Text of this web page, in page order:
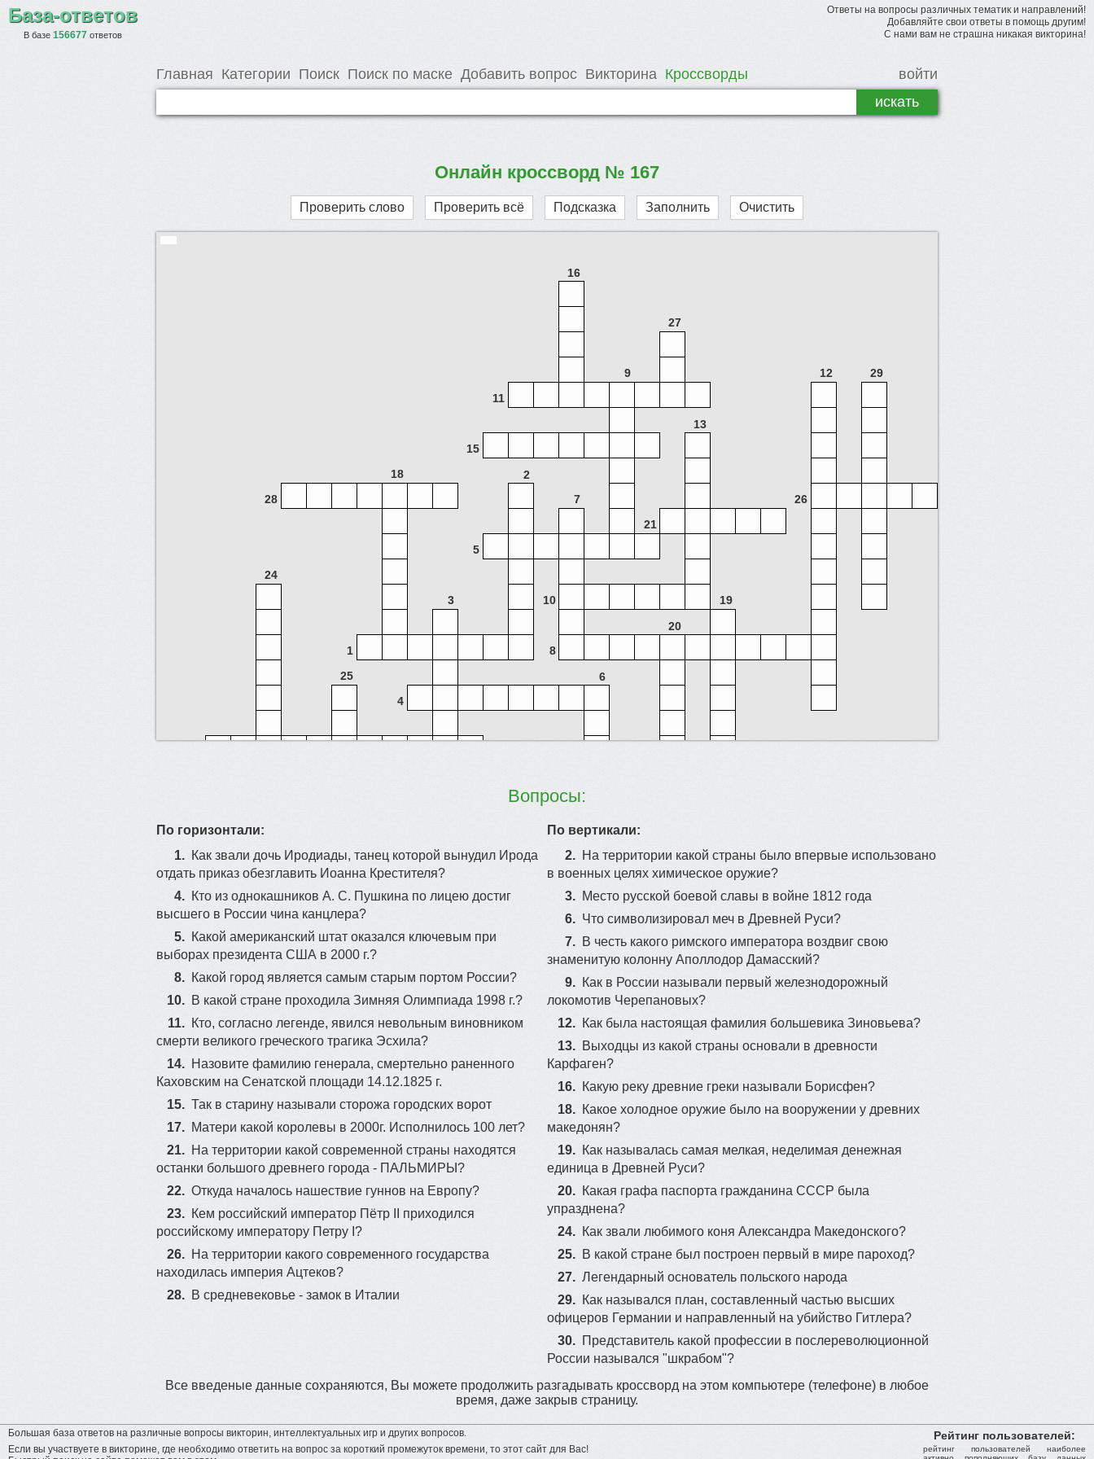
База-ответов
В базе 156677 ответов
Ответы на вопросы различных тематик и направлений!
Добавляйте свои ответы в помощь другим!
С нами вам не страшна никакая викторина!
Главная Категории Поиск Поиск по маске Добавить вопрос Викторина Кроссворды войти
Онлайн кроссворд № 167
Проверить слово Проверить всё Подсказка Заполнить Очистить
16
27
9 12
29
11
13
15
18
2
28
7
26
21
5
24
3
10
19
20
1
8
25
6
4
23
30
22
Вопросы:
По горизонтали:
1. Как звали дочь Иродиады, танец которой вынудил Ирода
отдать приказ обезглавить Иоанна Крестителя?
4. Кто из однокашников А. С. Пушкина по лицею достиг
высшего в России чина канцлера?
5. Какой американский штат оказался ключевым при
выборах президента США в 2000 г.?
8. Какой город является самым старым портом России?
10. В какой стране проходила Зимняя Олимпиада 1998 г.?
11. Кто, согласно легенде, явился невольным виновником
смерти великого греческого трагика Эсхила?
14. Назовите фамилию генерала, смертельно раненного
Каховским на Сенатской площади 14.12.1825 г.
15. Так в старину называли сторожа городских ворот
17. Матери какой королевы в 2000г. Исполнилось 100 лет?
21. На территории какой современной страны находятся
останки большого древнего города - ПАЛЬМИРЫ?
22. Откуда началось нашествие гуннов на Европу?
23. Кем российский император Пётр II приходился
российскому императору Петру I?
26. На территории какого современного государства
находилась империя Ацтеков?
28. В средневековье - замок в Италии
По вертикали:
2. На территории какой страны было впервые использовано
в военных целях химическое оружие?
3. Место русской боевой славы в войне 1812 года
6. Что символизировал меч в Древней Руси?
7. В честь какого римского императора воздвиг свою
знаменитую колонну Аполлодор Дамасский?
9. Как в России называли первый железнодорожный
локомотив Черепановых?
12. Как была настоящая фамилия большевика Зиновьева?
13. Выходцы из какой страны основали в древности
Карфаген?
16. Какую реку древние греки называли Борисфен?
18. Какое холодное оружие было на вооружении у древних
македонян?
19. Как называлась самая мелкая, неделимая денежная
единица в Древней Руси?
20. Какая графа паспорта гражданина СССР была
упразднена?
24. Как звали любимого коня Александра Македонского?
25. В какой стране был построен первый в мире пароход?
27. Легендарный основатель польского народа
29. Как назывался план, составленный частью высших
офицеров Германии и направленный на убийство Гитлера?
30. Представитель какой профессии в послереволюционной
России назывался "шкрабом"?
Все введеные данные сохраняются, Вы можете продолжить разгадывать кроссворд на этом компьютере (телефоне) в любое
время, даже закрыв страницу.
Большая база ответов на различные вопросы викторин, интеллектуальных игр и других вопросов.
Если вы участвуете в викторине, где необходимо ответить на вопрос за короткий промежуток времени, то этот сайт для Вас!
Рейтинг пользователей:
рейтинг пользователей наиболее